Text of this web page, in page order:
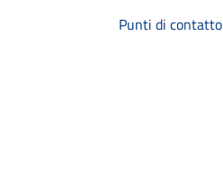
Punti di contatto